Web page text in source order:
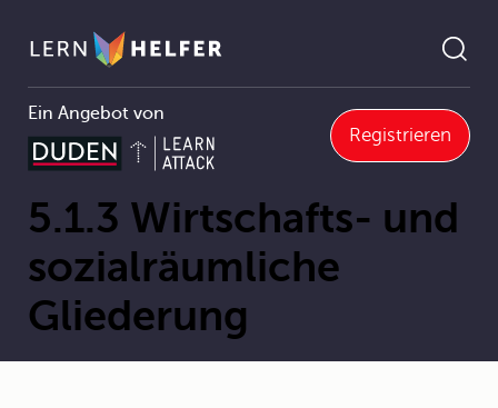
Ein Angebot von
Registrieren
Pfadnavigation
5.1.3 Wirtschafts- und sozialräumliche Gliederung
5.1.3 Wirtschafts- und
sozialräumliche
Gliederung